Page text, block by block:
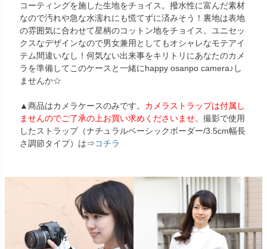
コーティングを施した生地をチョイス。撥水性に富んだ素材
なので汚れや急な水濡れにも慌てずに済みそう！裏地は表地
の雰囲気に合わせて星柄のコットン地をチョイス。ユニセッ
クスなデザインなので男女兼用としてもオシャレなモテアイ
テム間違いなし！何気ない出来事をキリトリにあなたのカメ
ラを準備してこのケースと一緒にhappy osanpo camera♪し
ませんか☆
▲商品はカメラケースのみです。 カメラストラップは付属し
ませんのでご了承の上お買い求めくださいませ。 撮影で使用
したストラップ（ナチュラルベーシックボーダー/3.5cm幅長
さ調節タイプ）は⇒コチラ